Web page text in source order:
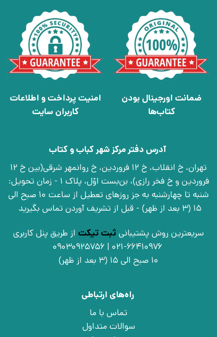
ضمانت اورجینال بودن
کتاب‌ها
امنیت پرداخت و اطلاعات
کاربران سایت
آدرس دفتر مرکز شهر کباب و کتاب
تهران، خ انقلاب، خ 12 فروردین، خ روانمهر شرقی(بین خ 12
فروردین و خ فخر رازی)، بن‌بست اوّل، پلاک 1 - زمان تحویل:
شنبه تا چهارشنبه به جز روزهای تعطیل از ساعت 10 صبح الی
15 (3 بعد از ظهر) - قبل از تشریف آوردن تماس بگیرید
سریعترین روش پشتیبانی ثبت تیکت از طریق پنل کاربری
021-66410976 | 09030925756
10 صبح الی 15 (3 بعد از ظهر)
راه‌های ارتباطی
تماس با ما
سوالات متداول